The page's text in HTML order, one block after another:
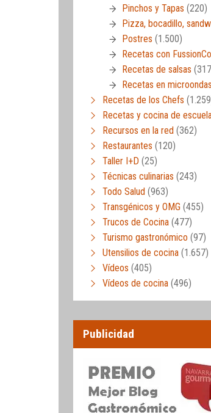
Pinchos y Tapas (220)
Pizza, bocadillo,
Postres (1.500)
Recetas con
Recetas de salsas
Recetas en microondas
Recetas de los Chefs
Recetas y cocina de
Recursos en la red (362)
Restaurantes (120)
Taller I+D (25)
Técnicas culinarias (243)
Todo Salud (963)
Transgénicos y OMG (455)
Trucos de Cocina (477)
Turismo gastronómico (97)
Utensilios de cocina (1.657)
Vídeos (405)
Vídeos de cocina (496)
Publicidad